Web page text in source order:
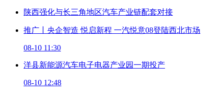
陕西强化与长三角地区汽车产业链配套对接
推广丨央企智造 悦启新程 一汽悦意08登陆西北市场
08-10 11:30
洋县新能源汽车电子电器产业园一期投产
08-10 12:48